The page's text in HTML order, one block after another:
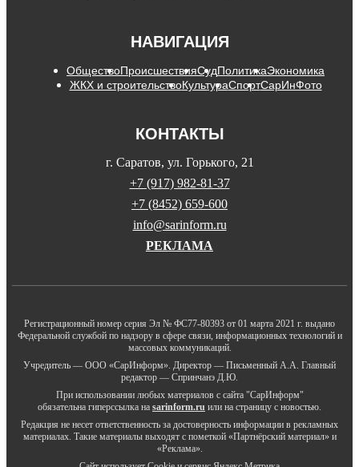
НАВИГАЦИЯ
ОбществоПроисшествияСудПолитикаЭкономика
ЖКХ и строительствоКультураСпортСарИнФото
КОНТАКТЫ
г. Саратов, ул. Горького, 21
+7 (917) 982-81-37
+7 (8452) 659-600
info@sarinform.ru
РЕКЛАМА
Регистрационный номер серия Эл № ФС77-80393 от 01 марта 2021 г. выдано
Федеральной службой по надзору в сфере связи, информационных технологий и
массовых коммуникаций.
Учредитель — ООО «СарИнформ». Директор — Письменный А.А. Главный
редактор — Спринчанэ Д.Ю.
При использовании любых материалов с сайта "СарИнформ"
обязательна гиперссылка на sarinform.ru или на страницу с новостью.
Редакция не несет ответственность за достоверность информации в рекламных
материалах. Такие материалы выходят с пометкой «Партнёрский материал» и
«Реклама».